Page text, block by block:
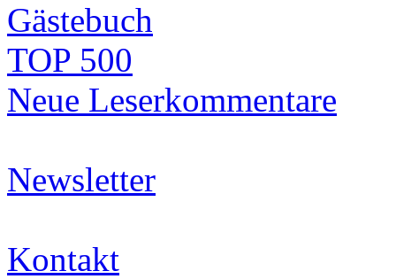
Gästebuch
TOP 500
Neue Leserkommentare
Newsletter
Kontakt